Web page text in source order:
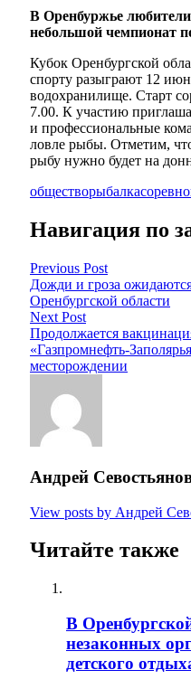
В Оренбуржье
небольшой чемпионат
Кубок Оренбургской
спорту разыграют 12
водохранилище. Старт
7.00. К участию
и профессиональные
ловле рыбы. Отметим,
рыбу нужно будет на
обществорыбалка
Навигация по
Previous Post
Дожди и гроза
Оренбургской области
Next Post
Продолжается
«Газпромнефть-
месторождении
Андрей
View posts by Андрей
Читайте также
В
незаконных
детского